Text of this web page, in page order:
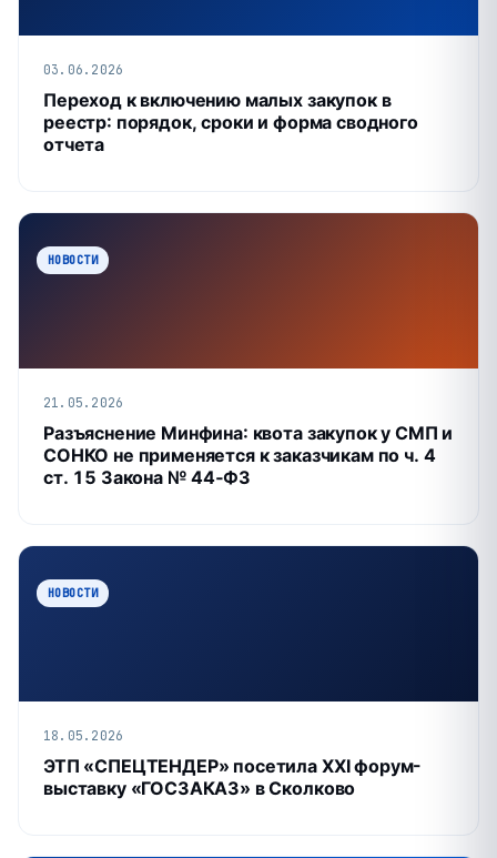
03.06.2026
Переход к включению малых закупок в
реестр: порядок, сроки и форма сводного
отчета
НОВОСТИ
21.05.2026
Разъяснение Минфина: квота закупок у СМП и
СОНКО не применяется к заказчикам по ч. 4
ст. 15 Закона № 44‑ФЗ
НОВОСТИ
18.05.2026
ЭТП «СПЕЦТЕНДЕР» посетила XXI форум-
выставку «ГОСЗАКАЗ» в Сколково